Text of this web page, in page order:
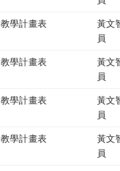
教學計畫表
黃文
員
教學計畫表
黃文
員
教學計畫表
黃文
員
教學計畫表
黃文
員